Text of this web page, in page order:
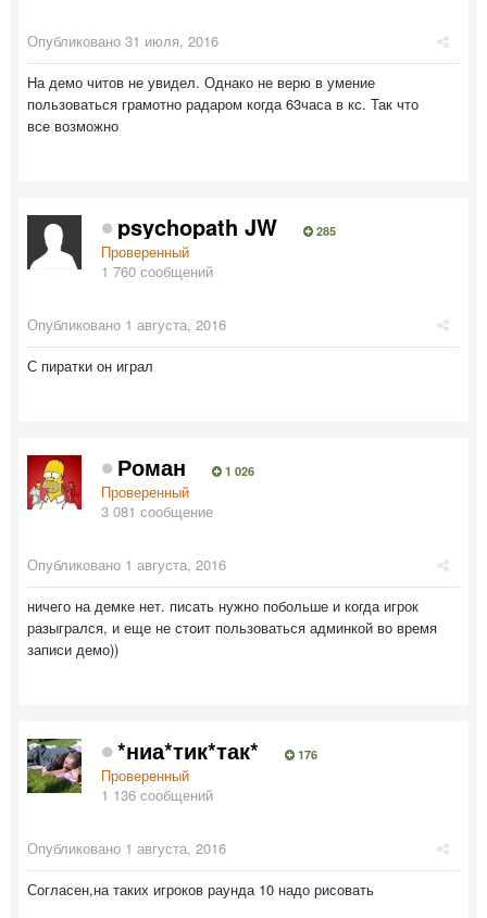
Опубликовано 31 июля, 2016
На демо читов не увидел. Однако не верю в умение
пользоваться грамотно радаром когда 63часа в кс. Так что
все возможно
psychopath JW 285
Проверенный
1 760 сообщений
Опубликовано 1 августа, 2016
С пиратки он играл
Роман 1 026
Проверенный
3 081 сообщение
Опубликовано 1 августа, 2016
ничего на демке нет. писать нужно побольше и когда игрок
разыгрался, и еще не стоит пользоваться админкой во время
записи демо))
*ниа*тик*так* 176
Проверенный
1 136 сообщений
Опубликовано 1 августа, 2016
Согласен,на таких игроков раунда 10 надо рисовать